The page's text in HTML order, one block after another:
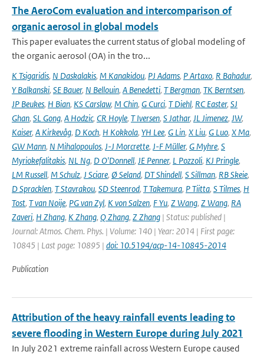
The AeroCom evaluation and intercomparison of
organic aerosol in global models
This paper evaluates the current status of global modeling of
the organic aerosol (OA) in the tro...
K Tsigaridis, N Daskalakis, M Kanakidou, PJ Adams, P Artaxo, R Bahadur,
Y Balkanski, SE Bauer, N Bellouin, A Benedetti, T Bergman, TK Berntsen,
JP Beukes, H Bian, KS Carslaw, M Chin, G Curci, T Diehl, RC Easter, SJ
Ghan, SL Gong, A Hodzic, CR Hoyle, T Iversen, S Jathar, JL Jimenez, JW,
Kaiser, A Kirkevåg, D Koch, H Kokkola, YH Lee, G Lin, X Liu, G Luo, X Ma,
GW Mann, N Mihalopoulos, J-J Morcrette, J-F Müller, G Myhre, S
Myriokefalitakis, NL Ng, D O'Donnell, JE Penner, L Pozzoli, KJ Pringle,
LM Russell, M Schulz, J Sciare, Ø Seland, DT Shindell, S Sillman, RB Skeie,
D Spracklen, T Stavrakou, SD Steenrod, T Takemura, P Tiitta, S Tilmes, H
Tost, T van Noije, PG van Zyl, K von Salzen, F Yu, Z Wang, Z Wang, RA
Zaveri, H Zhang, K Zhang, Q Zhang, Z Zhang | Status: published |
Journal: Atmos. Chem. Phys. | Volume: 140 | Year: 2014 | First page:
10845 | Last page: 10895 | doi: 10.5194/acp-14-10845-2014
Publication
Attribution of the heavy rainfall events leading to
severe flooding in Western Europe during July 2021
In July 2021 extreme rainfall across Western Europe caused